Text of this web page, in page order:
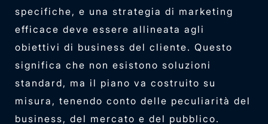
specifiche, e una strategia di marketing
efficace deve essere allineata agli
obiettivi di business del cliente. Questo
significa che non esistono soluzioni
standard, ma il piano va costruito su
misura, tenendo conto delle peculiarità del
business, del mercato e del pubblico.